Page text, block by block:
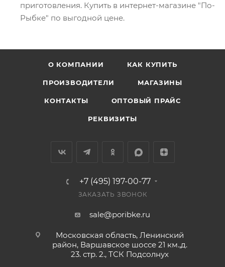
приготовления. Купить в интернет-магазине "По-
Рыбке" по выгодной цене.
О КОМПАНИИ КАК КУПИТЬ
ПРОИЗВОДИТЕЛИ МАГАЗИНЫ
КОНТАКТЫ ОПТОВЫЙ ПРАЙС
РЕКВИЗИТЫ
+7 (495) 197-00-77
ЗАКАЗАТЬ ЗВОНОК
sale@poribke.ru
Московская область, Ленинский
район, Варшавское шоссе 21 км.,д.
23. стр. 2., ТСК Подсолнух